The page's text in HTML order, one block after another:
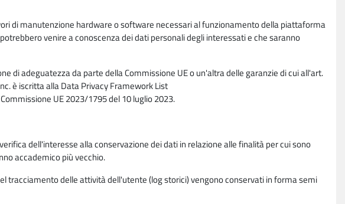
di manutenzione hardware o software necessari al funzionamento della piattaforma
venire a conoscenza dei dati personali degli interessati e che saranno
di adeguatezza da parte della Commissione UE o un'altra delle garanzie di cui all'art.
è iscritta alla Data Privacy Framework List
UE 2023/1795 del 10 luglio 2023.
dell'interesse alla conservazione dei dati in relazione alle finalità per cui sono
accademico più vecchio.
tracciamento delle attività dell'utente (log storici) vengono conservati in forma semi